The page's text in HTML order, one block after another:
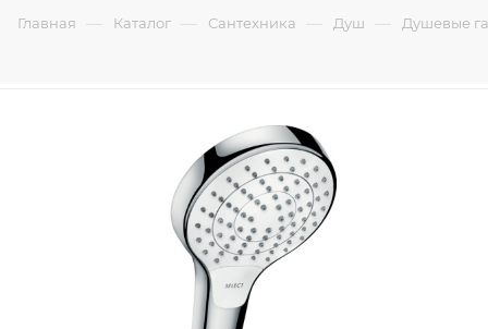
Главная — Каталог — Сантехника — Душ — Душевые